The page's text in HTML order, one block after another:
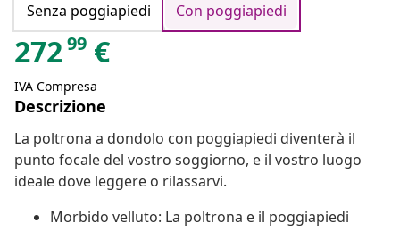
Senza poggiapiedi
Con poggiapiedi
27299 €
IVA Compresa
Descrizione
La poltrona a dondolo con poggiapiedi diventerà il
punto focale del vostro soggiorno, e il vostro luogo
ideale dove leggere o rilassarvi.
Morbido velluto: La poltrona e il poggiapiedi